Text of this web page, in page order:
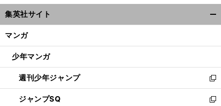
ウ
ィ
ン
ウ
開
く
集英社サイト
マンガ
少年マンガ
週刊少年ジャンプ
新
し
い
ジャンプSQ
新